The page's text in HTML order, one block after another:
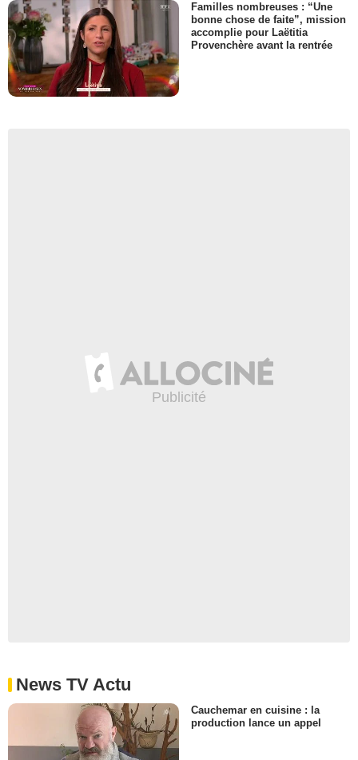
Familles nombreuses : “Une
bonne chose de faite”, mission
accomplie pour Laëtitia
Provenchère avant la rentrée
News TV Actu
Cauchemar en cuisine : la
production lance un appel